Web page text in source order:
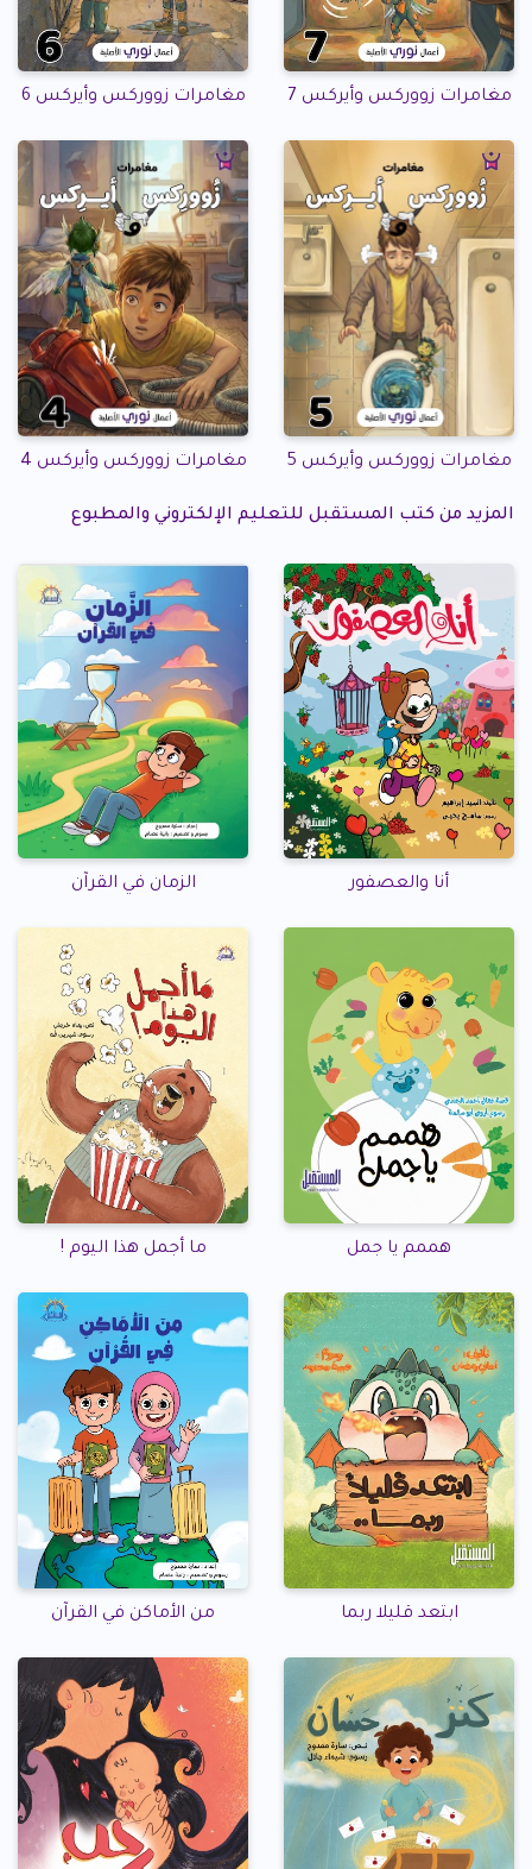
مغامرات زووركس وأيركس 7 مغامرات زووركس وأيركس 6
مغامرات زووركس وأيركس 5 مغامرات زووركس وأيركس 4
المزيد من كتب المستقبل للتعليم الإلكتروني والمطبوع
أنا والعصفور الزمان في القرآن
هممم يا جمل ما أجمل هذا اليوم !
ابتعد قليلا ربما من الأماكن في القرآن